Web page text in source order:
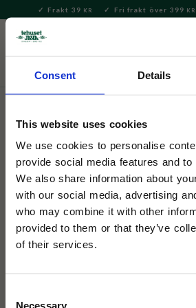
Consent Details
This website uses cookies
We use cookies to personalise
provide social media features and
We also share information about
with our social media, advertising
who may combine it with other
provided to them or that they’ve
of their services.
Necessary
Meny
Frakt 39 KR Fri frakt över 399 KR
Hem & Inredningsdetaljer
Mumin
Mumin Gul Tammi
Burk
Läppbalsam i gul burk med motiv på
persika.